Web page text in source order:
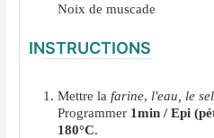
Noix de muscade
INSTRUCTIONS
Mettre lafarine, l'eau, le
Programmer 1min / Epi
180°C.